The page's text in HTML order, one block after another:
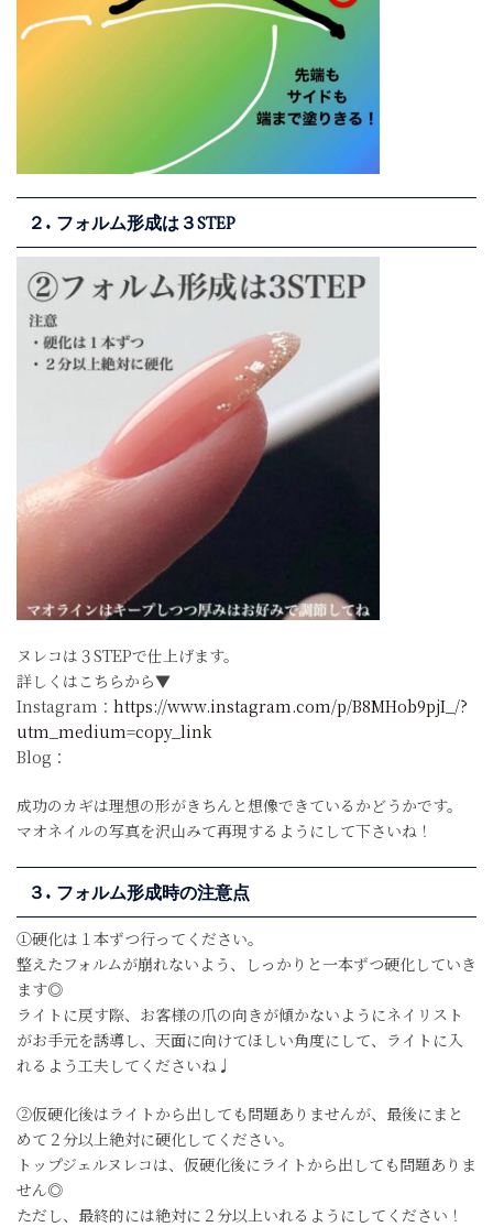
２. フォルム形成は３STEP
ヌレコは３STEPで仕上げます。
詳しくはこちらから▼
Instagram： https://www.instagram.com/p/B8MHob9pjI_/?
utm_medium=copy_link
Blog：
成功のカギは理想の形がきちんと想像できているかどうかです。
マオネイルの写真を沢山みて再現するようにして下さいね！
３. フォルム形成時の注意点
①硬化は１本ずつ行ってください。
整えたフォルムが崩れないよう、しっかりと一本ずつ硬化していき
ます◎
ライトに戻す際、お客様の爪の向きが傾かないようにネイリスト
がお手元を誘導し、天面に向けてほしい角度にして、ライトに入
れるよう工夫してくださいね♩
②仮硬化後はライトから出しても問題ありませんが、最後にまと
めて２分以上絶対に硬化してください。
トップジェルヌレコは、仮硬化後にライトから出しても問題ありま
せん◎
ただし、最終的には絶対に２分以上いれるようにしてください！